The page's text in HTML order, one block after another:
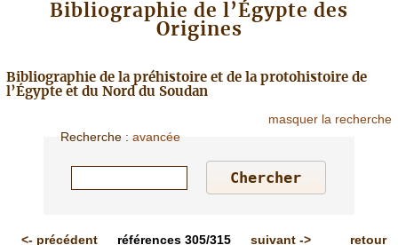
Bibliographie de l’Égypte des
Origines
Bibliographie de la préhistoire et de la protohistoire de
l’Égypte et du Nord du Soudan
masquer la recherche
Recherche :avancée
<- précédent références305/315 suivant->
retour